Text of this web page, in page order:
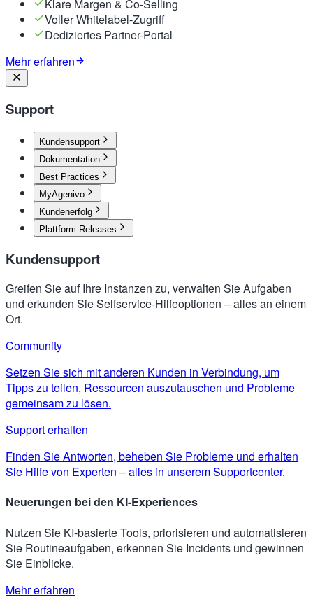
Klare Margen & Co-Selling
Voller Whitelabel-Zugriff
Dediziertes Partner-Portal
Mehr erfahren
Support
Kundensupport
Dokumentation
Best Practices
MyAgenivo
Kundenerfolg
Plattform-Releases
Kundensupport
Greifen Sie auf Ihre Instanzen zu, verwalten Sie Aufgaben
und erkunden Sie Selfservice-Hilfeoptionen – alles an einem
Ort.
Community
Setzen Sie sich mit anderen Kunden in Verbindung, um
Tipps zu teilen, Ressourcen auszutauschen und Probleme
gemeinsam zu lösen.
Support erhalten
Finden Sie Antworten, beheben Sie Probleme und erhalten
Sie Hilfe von Experten – alles in unserem Supportcenter.
Neuerungen bei den KI-Experiences
Nutzen Sie KI-basierte Tools, priorisieren und automatisieren
Sie Routineaufgaben, erkennen Sie Incidents und gewinnen
Sie Einblicke.
Mehr erfahren